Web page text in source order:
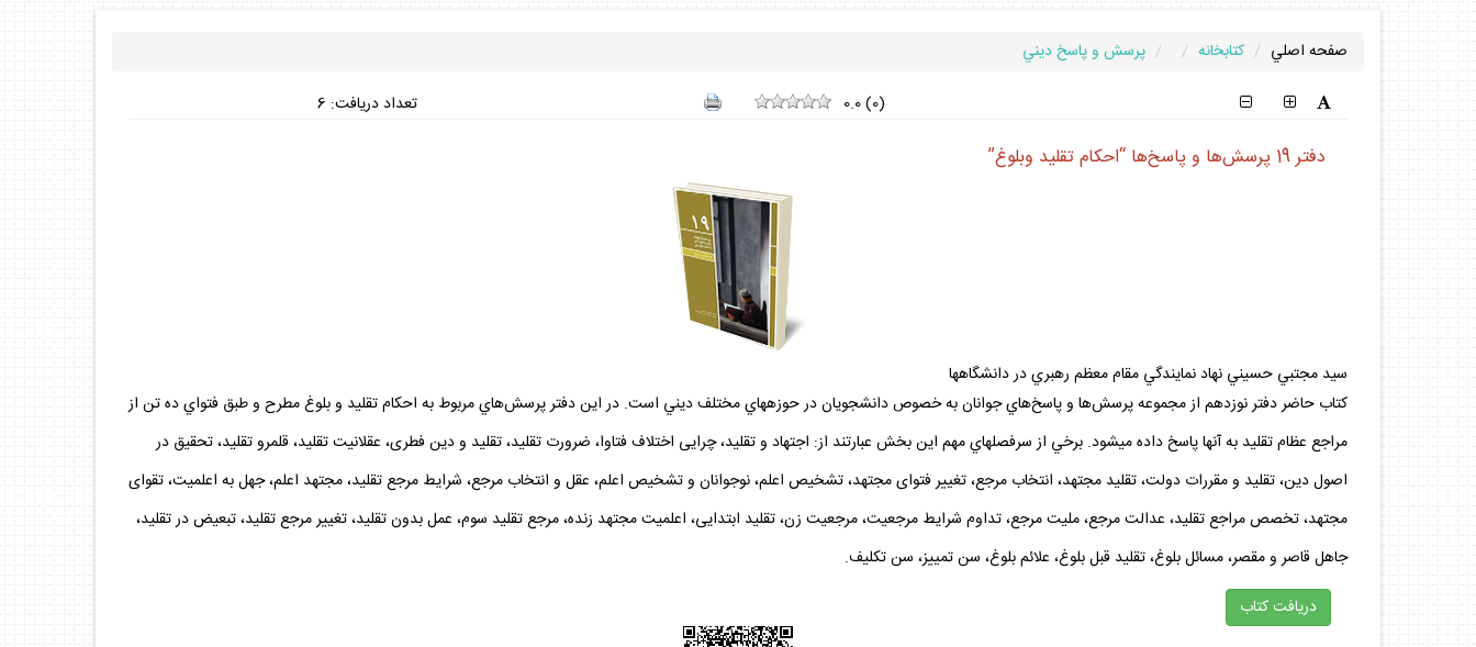
صفحه اصلي كتابخانه
پرسش و پاسخ ديني
0.0(0) تعداد دريافت: 6
دفتر 19 پرسش‌ها و پاسخ‌ها “احكام تقليد وبلوغ”
سيد مجتبي حسيني نهاد نمايندگي مقام معظم رهبري در دانشگاهها
كتاب حاضر دفتر نوزدهم از مجموعه پرسش‌ها و پاسخ‌هاي جوانان به خصوص دانشجويان در حوزه­هاي مختلف ديني است. در اين دفتر پرسش‌هاي مربوط به احكام تقليد و بلوغ مطرح و طبق فتواي ده تن از
مراجع عظام تقليد به آنها پاسخ داده مي­شود. برخي از سرفصل­هاي مهم اين بخش عبارتند از: اجتهاد و تقليد، چرايى اختلاف فتاوا، ضرورت تقليد، تقليد و دين فطرى، عقلانيت تقليد، قلمرو تقليد، تحقيق در
اصول دين، تقليد و مقررات دولت، تقليد مجتهد، انتخاب مرجع، تغيير فتواى مجتهد، تشخيص اعلم، نوجوانان و تشخيص اعلم، عقل و انتخاب مرجع، شرايط مرجع تقليد، مجتهد اعلم، جهل به اعلميت، تقواى
مجتهد، تخصص مراجع تقليد، عدالت مرجع، مليت مرجع، تداوم شرايط مرجعيت، مرجعيت زن، تقليد ابتدايى، اعلميت مجتهد زنده، مرجع تقليد سوم، عمل بدون تقليد، تغيير مرجع تقليد، تبعيض در تقليد،
جاهل قاصر و مقصر، مسائل بلوغ، تقليد قبل بلوغ، علائم بلوغ، سن تمييز، سن تكليف.
دريافت كتاب